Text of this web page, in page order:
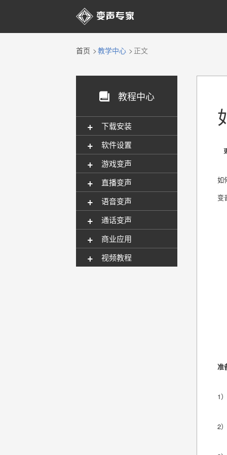

首页 教学中心 正文
 教程中心
下载安装
+
软件设置
+
游戏变声
+
直播变声
+
语音变声
+
通话变声
+
商业应用
+
视频教程
+
如
变
准
1
2